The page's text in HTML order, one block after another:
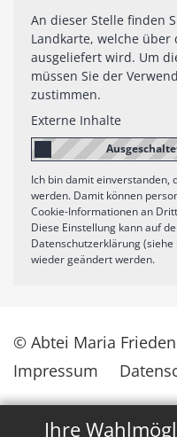
Ihre
An dieser Stelle finden
Landkarte, welche
ausgeliefert wird. Um
müssen Sie der
zustimmen.
Externe Inhalte
Ich bin damit einverstanden,
werden. Damit können
Cookie-Informationen an
Diese Einstellung kann auf
Datenschutzerklärung
wieder geändert werden.
© Abtei Maria
Impressum